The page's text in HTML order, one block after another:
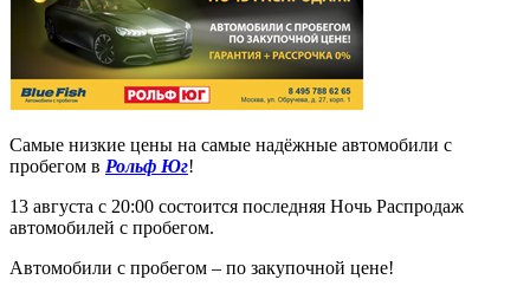
Самые низкие цены на самые надёжные автомобили с
пробегом в Рольф Юг!
13 августа с 20:00 состоится последняя Ночь Распродаж
автомобилей с пробегом.
Автомобили с пробегом – по закупочной цене!